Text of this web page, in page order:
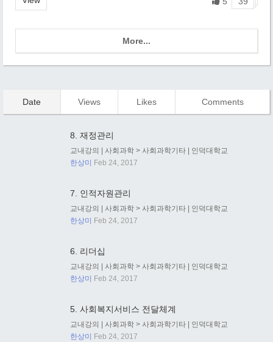
More...
Date Views Likes Comments
8. 재정관리
교내강의 | 사회과학 > 사회과학기타 | 인덕대학교
한상미 Feb 24, 2017
7. 인적자원관리
교내강의 | 사회과학 > 사회과학기타 | 인덕대학교
한상미 Feb 24, 2017
6. 리더십
교내강의 | 사회과학 > 사회과학기타 | 인덕대학교
한상미 Feb 24, 2017
5. 사회복지서비스 전달체계
교내강의 | 사회과학 > 사회과학기타 | 인덕대학교
한상미 Feb 24, 2017